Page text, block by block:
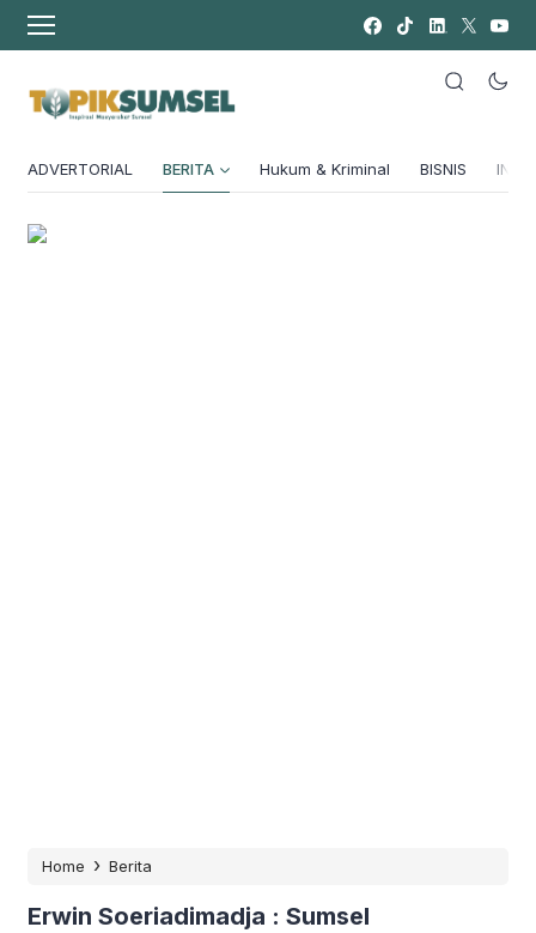
ADVERTORIAL BERITA Hukum & Kriminal BISNIS
Home › Berita
Erwin Soeriadimadja : Sumsel